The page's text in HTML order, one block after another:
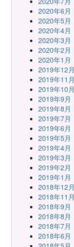
2020年6月
2020年5月
2020年4月
2020年3月
2020年2月
2020年1月
2019年12月
2019年11月
2019年10月
2019年9月
2019年8月
2019年7月
2019年6月
2019年5月
2019年4月
2019年3月
2019年2月
2019年1月
2018年12月
2018年11月
2018年9月
2018年8月
2018年7月
2018年6月